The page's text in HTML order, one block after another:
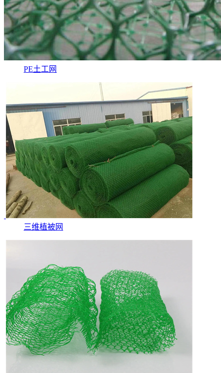
PE土工网
三维植被网